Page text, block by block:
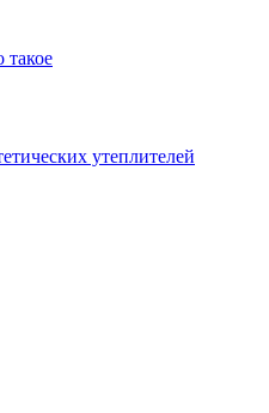
такое
утеплителей